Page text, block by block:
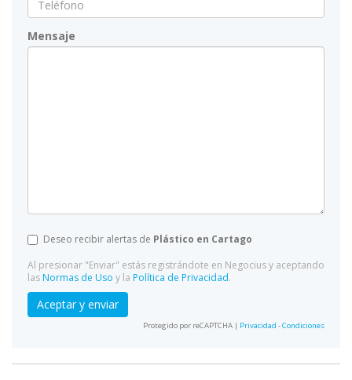
Mensaje
Deseo recibir alertas de Plástico en Cartago
Al presionar "Enviar" estás registrándote en Negocius y aceptando
las Normas de Uso y la Política de Privacidad.
Aceptar y enviar
Protegido por reCAPTCHA | Privacidad -Condiciones